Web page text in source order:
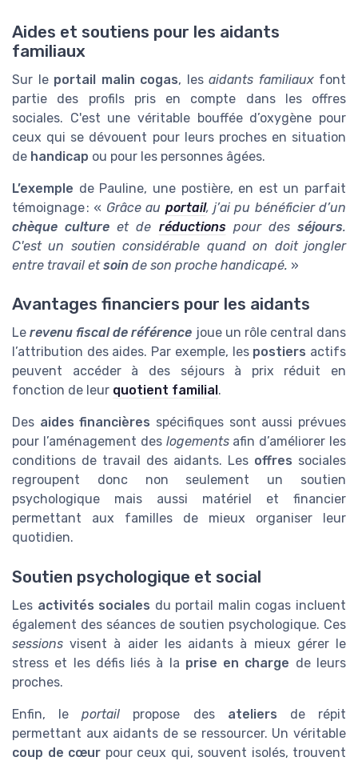
Aides et soutiens pour les aidants
familiaux
Sur le portail malin cogas, les aidants familiauxfont
partie des profils pris en compte dans les offres
sociales. C'est une véritable bouffée d’oxygène pour
ceux qui se dévouent pour leurs proches en situation
de handicap ou pour les personnes âgées.
L’exemple de Pauline, une postière, en est un parfait
témoignage : « Grâce au portail, j’ai pu bénéficier d’un
chèque culture et de réductions pour desséjours.
C'est un soutien considérable quand on doit jongler
entre travail etsoin de son proche handicapé. »
Avantages financiers pour les aidants
Lerevenu fiscal de référence joue un rôle central dans
l’attribution des aides. Par exemple, les postiers actifs
peuvent accéder à des séjours à prix réduit en
fonction de leur quotient familial .
Des aides financières spécifiques sont aussi prévues
pour l’aménagement des logementsafin d’améliorer les
conditions de travail des aidants. Les offres sociales
regroupent donc non seulement un soutien
psychologique mais aussi matériel et financier
permettant aux familles de mieux organiser leur
quotidien.
Soutien psychologique et social
Les activités sociales du portail malin cogas incluent
également des séances de soutien psychologique. Ces
sessions visent à aider les aidants à mieux gérer le
stress et les défis liés à la prise en charge de leurs
proches.
Enfin, leportail propose des ateliers de répit
permettant aux aidants de se ressourcer. Un véritable
coup de cœur pour ceux qui, souvent isolés, trouvent